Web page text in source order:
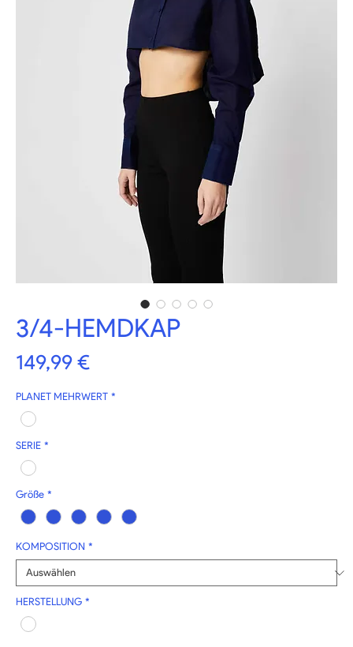
3/4-HEMDKAP
149,99 €Preis
PLANET MEHRWERT *
SERIE *
Größe *
KOMPOSITION *
HERSTELLUNG *